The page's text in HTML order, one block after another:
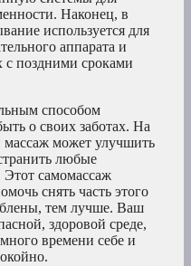
Наконец, в
используется для
аппарата и
с поздними сроками
способом
о своих заботах. На
массаж может улучшить
любые
Этот самомассаж
снять часть этого
тем лучше. Ваш
здоровой среде,
времени себе и